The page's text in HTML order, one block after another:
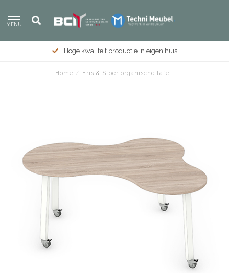
MENU
Hoge kwaliteit productie in eigen huis
Home / Fris & Stoer organische tafel